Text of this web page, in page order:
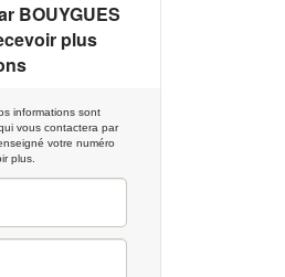
BOUYGUES
plus
informations sont
vous contactera par
votre numéro
plus.